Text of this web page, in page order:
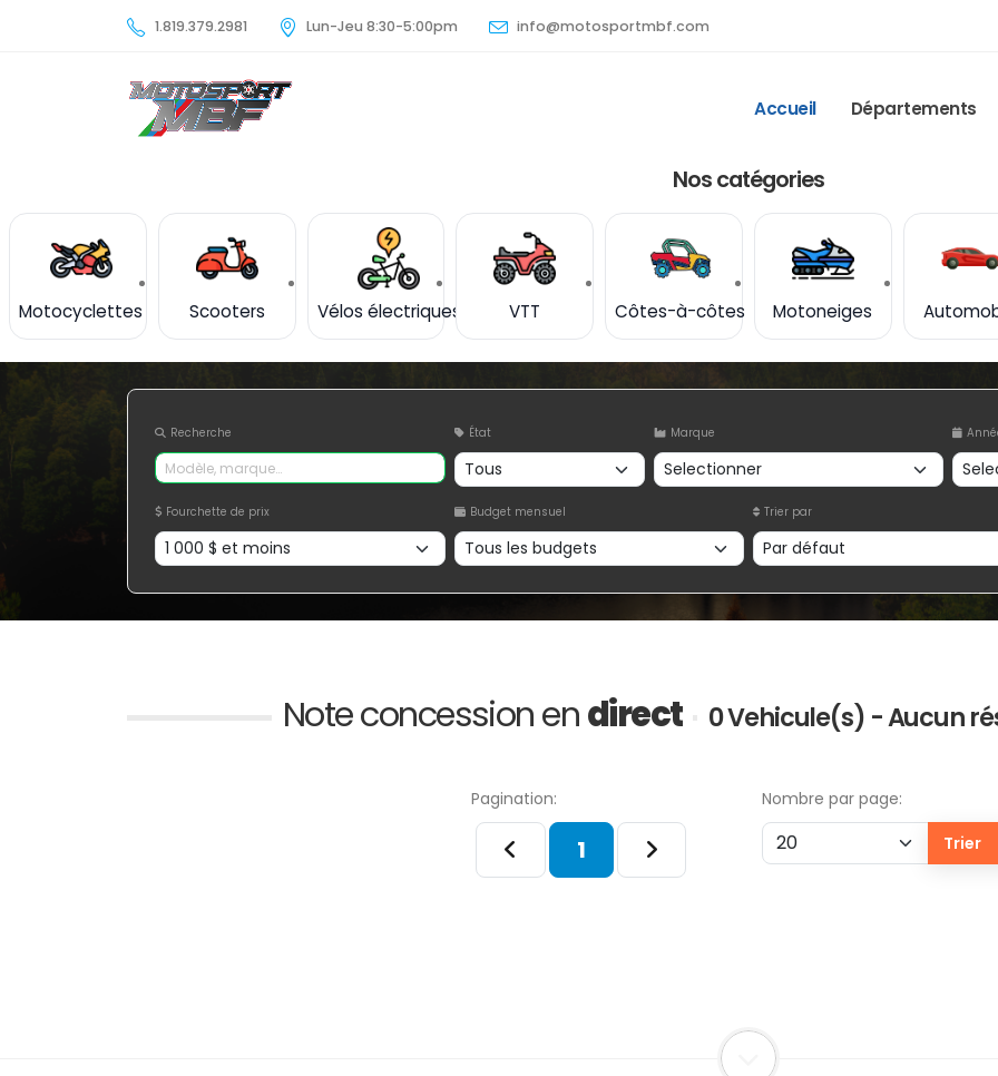
1.819.379.2981 Lun-Jeu 8:30-5:00pm info@motosportmbf.com
Accueil Départements
Nos catégories
Motocyclettes Scooters Vélos électriques VTT Côtes-à-côtes Motoneiges
Recherche État Marque
Fourchette de prix Budget mensuel Trier par
Note concession endirect 0 Vehicule(s) - Aucun
Pagination:
1
Nombre par page:
Trier